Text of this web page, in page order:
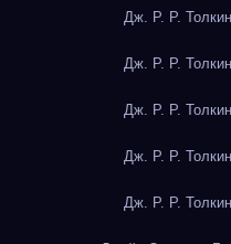
Дж. Р. Р.
Дж. Р. Р.
Дж. Р. Р.
Дж. Р. Р.
Дж. Р. Р.